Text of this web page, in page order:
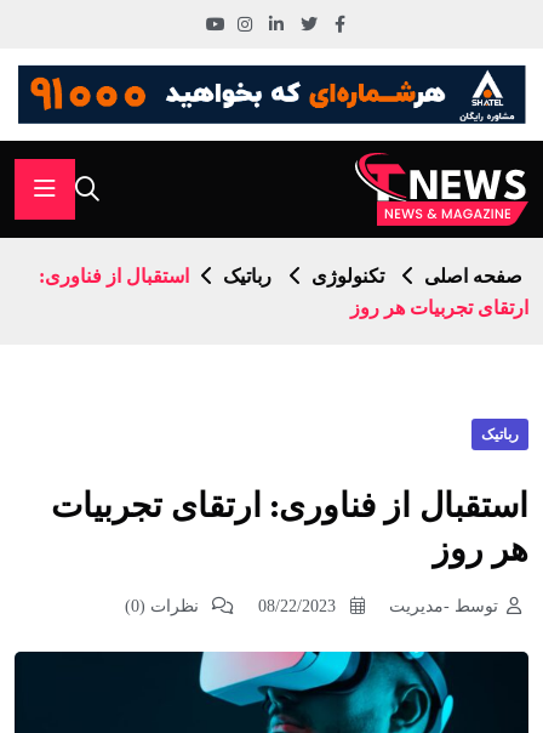
صفحه اصلی تکنولوژی رباتیک
استقبال از فناوری:
ارتقای تجربیات هر روز
رباتیک
استقبال از فناوری: ارتقای تجربیات
هر روز
توسط -مدیریت 08/22/2023 نظرات (0)